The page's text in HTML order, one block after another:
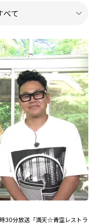
30分放送「満天☆青空レストラ